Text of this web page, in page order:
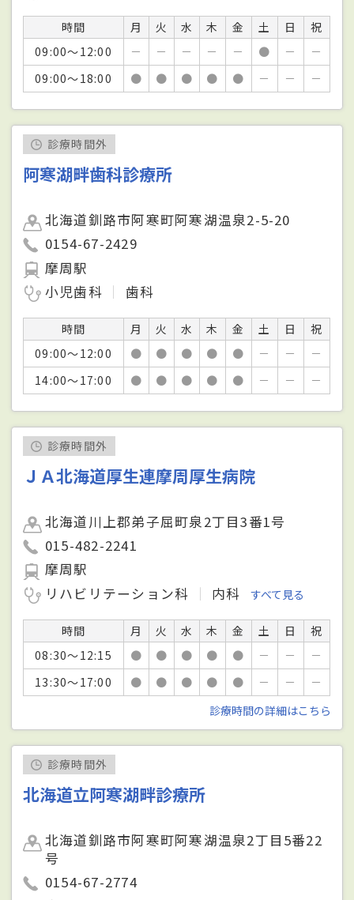
時間 月 火 水 木 金 土 日
祝
09:00～12:00
－ － － － － ● －
－
09:00～18:00
● ● ● ● ● － － －
診療時間外
阿寒湖畔歯科診療所
北海道釧路市阿寒町阿寒湖温泉2-5-20
0154-67-2429
摩周駅
小児歯科
歯科
時間 月 火 水 木 金 土 日
祝
09:00～12:00
● ● ● ● ● － －
－
14:00～17:00
● ● ● ● ● － － －
診療時間外
ＪＡ北海道厚生連摩周厚生病院
北海道川上郡弟子屈町泉2丁目3番1号
015-482-2241
摩周駅
リハビリテーション科
内科 すべて見る
時間 月 火 水 木 金 土 日
祝
08:30～12:15
● ● ● ● ● － －
－
13:30～17:00
● ● ● ● ● － －
－
診療時間の詳細はこちら
診療時間外
北海道立阿寒湖畔診療所
北海道釧路市阿寒町阿寒湖温泉2丁目5番22
号
0154-67-2774